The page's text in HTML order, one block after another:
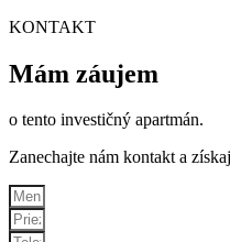
KONTAKT
Mám záujem
o tento investičný apartmán.
Zanechajte nám kontakt a